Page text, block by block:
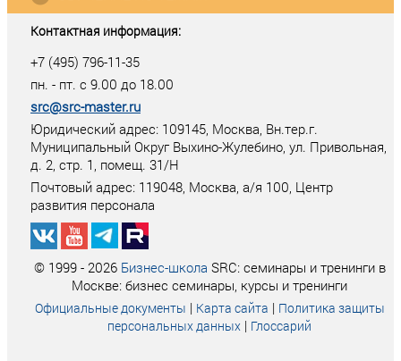
Контактная информация:
+7 (495) 796-11-35
пн. - пт. с 9.00 до 18.00
src@src-master.ru
Юридический адрес: 109145, Москва, Вн.тер.г.
Муниципальный Округ Выхино-Жулебино, ул. Привольная,
д. 2, стр. 1, помещ. 31/Н
Почтовый адрес: 119048, Москва, а/я 100, Центр
развития персонала
© 1999 - 2026 Бизнес-школа SRC: семинары и тренинги в
Москве: бизнес семинары, курсы и тренинги
Официальные документы | Карта сайта | Политика защиты
персональных данных | Глоссарий